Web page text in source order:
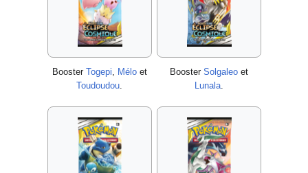
Booster Togepi Méloet
Toudoudou
Booster Solgaleoet
Lunala.